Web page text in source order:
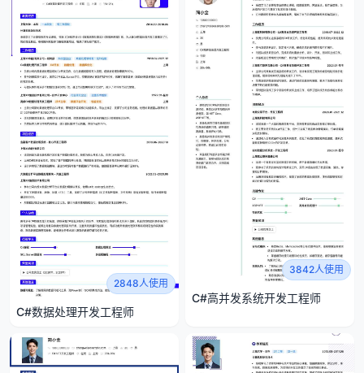
2848人使用
C#数据处理开发工程师
3842人使用
C#高并发系统开发工程师